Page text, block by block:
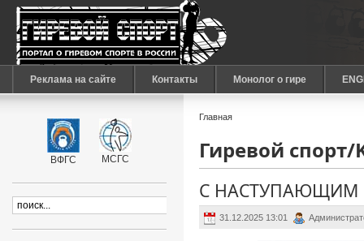
Реклама на сайте Контакты Монолог о гире
Главная
Гиревой
С НАСТУПАЮЩИМ
31.12.2025 13:01
ВФГС МСГС